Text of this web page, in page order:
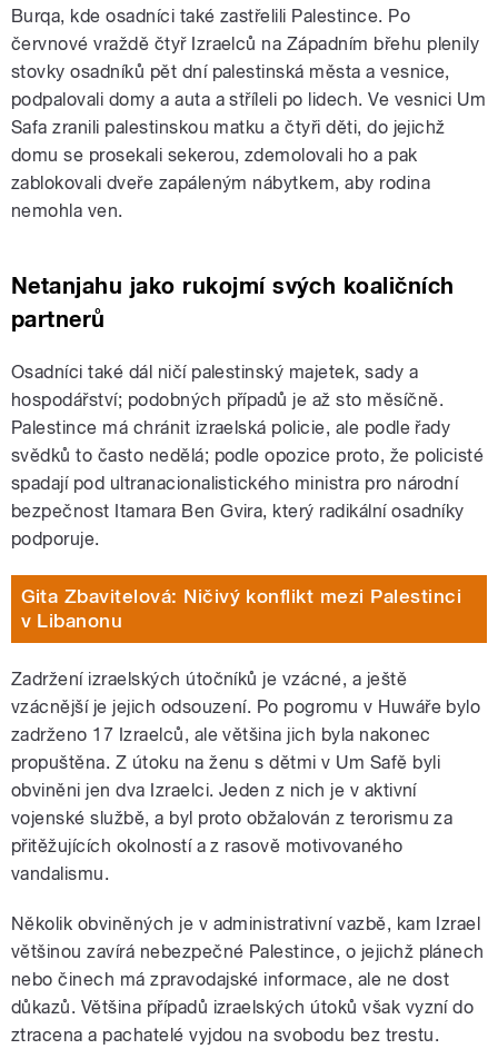
Burqa, kde osadníci také zastřelili Palestince. Po
červnové vraždě čtyř Izraelců na Západním břehu plenily
stovky osadníků pět dní palestinská města a vesnice,
podpalovali domy a auta a stříleli po lidech. Ve vesnici Um
Safa zranili palestinskou matku a čtyři děti, do jejichž
domu se prosekali sekerou, zdemolovali ho a pak
zablokovali dveře zapáleným nábytkem, aby rodina
nemohla ven.
Netanjahu jako rukojmí svých koaličních
partnerů
Osadníci také dál ničí palestinský majetek, sady a
hospodářství; podobných případů je až sto měsíčně.
Palestince má chránit izraelská policie, ale podle řady
svědků to často nedělá; podle opozice proto, že policisté
spadají pod ultranacionalistického ministra pro národní
bezpečnost Itamara Ben Gvira, který radikální osadníky
podporuje.
Gita Zbavitelová: Ničivý konflikt mezi Palestinci
v Libanonu
Zadržení izraelských útočníků je vzácné, a ještě
vzácnější je jejich odsouzení. Po pogromu v Huwáře bylo
zadrženo 17 Izraelců, ale většina jich byla nakonec
propuštěna. Z útoku na ženu s dětmi v Um Safě byli
obviněni jen dva Izraelci. Jeden z nich je v aktivní
vojenské službě, a byl proto obžalován z terorismu za
přitěžujících okolností a z rasově motivovaného
vandalismu.
Několik obviněných je v administrativní vazbě, kam Izrael
většinou zavírá nebezpečné Palestince, o jejichž plánech
nebo činech má zpravodajské informace, ale ne dost
důkazů. Většina případů izraelských útoků však vyzní do
ztracena a pachatelé vyjdou na svobodu bez trestu.